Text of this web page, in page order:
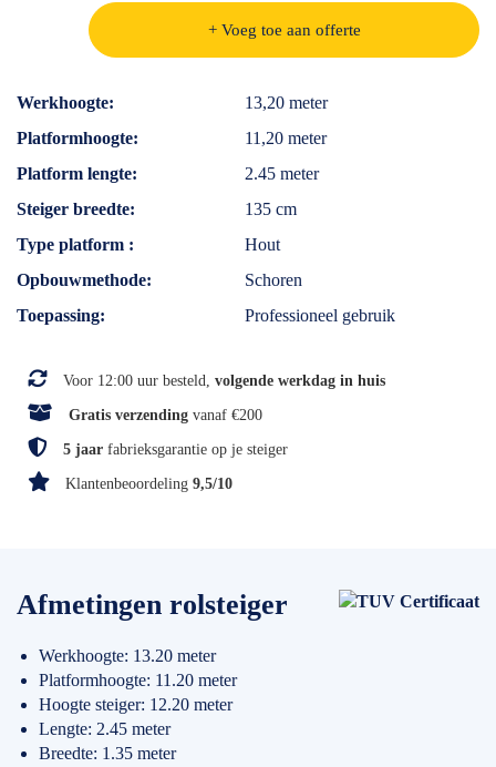
+ Voeg toe aan offerte
Specificaties
Werkhoogte
13,20 meter
Platformhoogte
11,20 meter
Platform lengte
2.45 meter
Steiger breedte
135 cm
Type platform
Hout
Opbouwmethode
Schoren
Toepassing
Professioneel gebruik
Voor 12:00 uur besteld, volgende werkdag in huis
Gratis verzending vanaf €200
5 jaar fabrieksgarantie op je steiger
Klantenbeoordeling 9,5/10
Afmetingen rolsteiger
Werkhoogte: 13.20 meter
Platformhoogte: 11.20 meter
Hoogte steiger: 12.20 meter
Lengte: 2.45 meter
Breedte: 1.35 meter